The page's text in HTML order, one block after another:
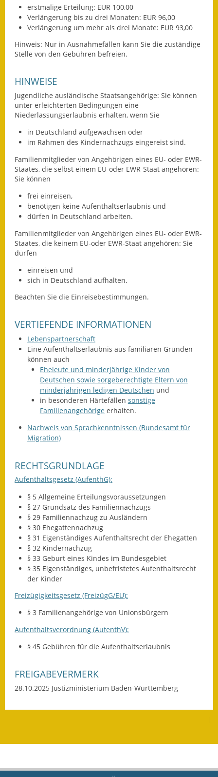
Firmenliste
erstmalige Erteilung: EUR 100,00
Verlängerung bis zu drei Monaten: EUR 96,00
Verlängerung um mehr als drei Monate: EUR 93,00
Hinweis: Nur in Ausnahmefällen kann Sie die zuständige
Stelle von den Gebühren befreien.
HINWEISE
Jugendliche ausländische Staatsangehörige: Sie können
unter erleichterten Bedingungen eine
Niederlassungserlaubnis erhalten, wenn Sie
in Deutschland aufgewachsen oder
im Rahmen des Kindernachzugs eingereist sind.
Familienmitglieder von Angehörigen eines EU- oder EWR-
Staates, die selbst einem EU-oder EWR-Staat angehören:
Sie können
frei einreisen,
benötigen keine Aufenthaltserlaubnis und
dürfen in Deutschland arbeiten.
Familienmitglieder von Angehörigen eines EU- oder EWR-
Staates, die keinem EU-oder EWR-Staat angehören: Sie
dürfen
einreisen und
sich in Deutschland aufhalten.
Beachten Sie die Einreisebestimmungen.
VERTIEFENDE INFORMATIONEN
Lebenspartnerschaft
Eine Aufenthaltserlaubnis aus familiären Gründen
können auch
Eheleute und minderjährige Kinder von
Deutschen sowie sorgeberechtigte Eltern von
minderjährigen ledigen Deutschen und
in besonderen Härtefällen sonstige
Familienangehörige erhalten.
Nachweis von Sprachkenntnissen (Bundesamt für
Migration)
RECHTSGRUNDLAGE
Aufenthaltsgesetz (AufenthG):
§ 5 Allgemeine Erteilungsvoraussetzungen
§ 27 Grundsatz des Familiennachzugs
§ 29 Familiennachzug zu Ausländern
§ 30 Ehegattennachzug
§ 31 Eigenständiges Aufenthaltsrecht der Ehegatten
§ 32 Kindernachzug
§ 33 Geburt eines Kindes im Bundesgebiet
§ 35 Eigenständiges, unbefristetes Aufenthaltsrecht
der Kinder
Freizügigkeitsgesetz (FreizügG/EU):
§ 3 Familienangehörige von Unionsbürgern
Aufenthaltsverordnung (AufenthV):
§ 45 Gebühren für die Aufenthaltserlaubnis
FREIGABEVERMERK
28.10.2025 Justizministerium Baden-Württemberg
|